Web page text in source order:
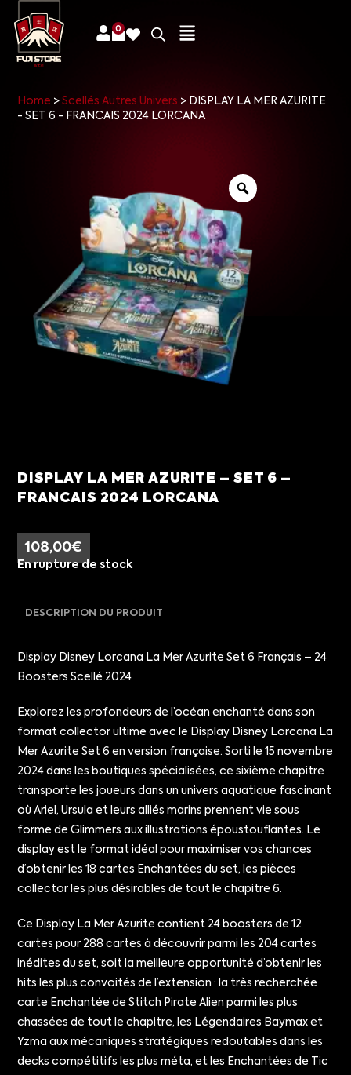
0
Home >Scellés Autres Univers > DISPLAY LA MER AZURITE
- SET 6 - FRANCAIS 2024 LORCANA
DISPLAY LA MER AZURITE – SET 6 –
FRANCAIS 2024 LORCANA
108,00€
En rupture de stock
DESCRIPTION DU PRODUIT
Display Disney Lorcana La Mer Azurite Set 6 Français – 24
Boosters Scellé 2024
Explorez les profondeurs de l’océan enchanté dans son
format collector ultime avec le Display Disney Lorcana La
Mer Azurite Set 6 en version française. Sorti le 15 novembre
2024 dans les boutiques spécialisées, ce sixième chapitre
transporte les joueurs dans un univers aquatique fascinant
où Ariel, Ursula et leurs alliés marins prennent vie sous
forme de Glimmers aux illustrations époustouflantes. Le
display est le format idéal pour maximiser vos chances
d’obtenir les 18 cartes Enchantées du set, les pièces
collector les plus désirables de tout le chapitre 6.
Ce Display La Mer Azurite contient 24 boosters de 12
cartes pour 288 cartes à découvrir parmi les 204 cartes
inédites du set, soit la meilleure opportunité d’obtenir les
hits les plus convoités de l’extension : la très recherchée
carte Enchantée de Stitch Pirate Alien parmi les plus
chassées de tout le chapitre, les Légendaires Baymax et
Yzma aux mécaniques stratégiques redoutables dans les
decks compétitifs les plus méta, et les Enchantées de Tic